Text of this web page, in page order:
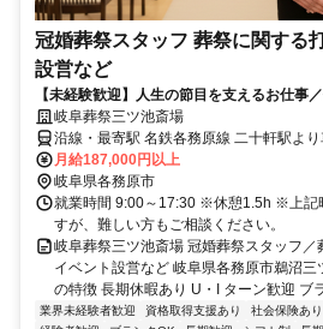
冠婚葬祭スタッフ 葬祭に関する
設営など
【未経験歓迎】人生の節目を支えるお仕事
寧な研修制度で初心者の方も安心♪異業種か
休二日制でプライベートも充実◎安定して長
岐阜葬祭三ツ池斎場
沿線・最寄駅 名鉄各務原線 二十軒駅よ
月給187,000円以上
岐阜県各務原市
就業時間 9:00～17:30 ※休憩1.5h ※上記
すが、難しい方もご相談ください。
岐阜葬祭三ツ池斎場 冠婚葬祭スタッフ／
イベント設営など 岐阜県各務原市鵜沼三
の特徴 長期休暇あり U・I ターン歓迎 ブ
業界未経験者歓迎 資格取得支援あり 社会保険あり